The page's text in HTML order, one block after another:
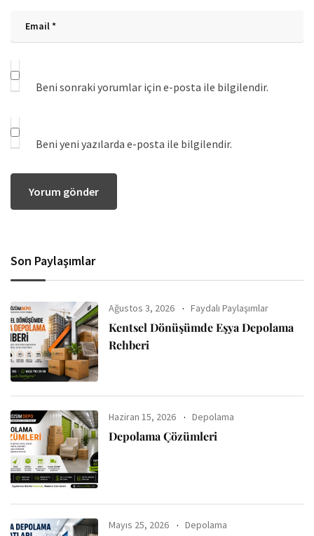
Beni sonraki yorumlar için e-posta ile bilgilendir.
Beni yeni yazılarda e-posta ile bilgilendir.
Son Paylaşımlar
Ağustos 3, 2026 Faydalı Paylaşımlar
Kentsel Dönüşümde Eşya Depolama
Rehberi
Haziran 15, 2026 Depolama
Depolama Çözümleri
Mayıs 25, 2026 Depolama